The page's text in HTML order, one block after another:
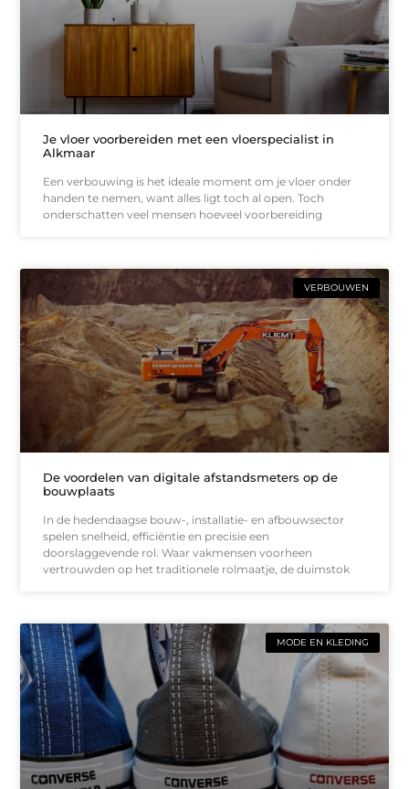
Je vloer voorbereiden met een vloerspecialist in
Alkmaar
Een verbouwing is het ideale moment om je vloer onder
handen te nemen, want alles ligt toch al open. Toch
onderschatten veel mensen hoeveel voorbereiding
VERBOUWEN
De voordelen van digitale afstandsmeters op de
bouwplaats
In de hedendaagse bouw-, installatie- en afbouwsector
spelen snelheid, efficiëntie en precisie een
doorslaggevende rol. Waar vakmensen voorheen
vertrouwden op het traditionele rolmaatje, de duimstok
MODE EN KLEDING